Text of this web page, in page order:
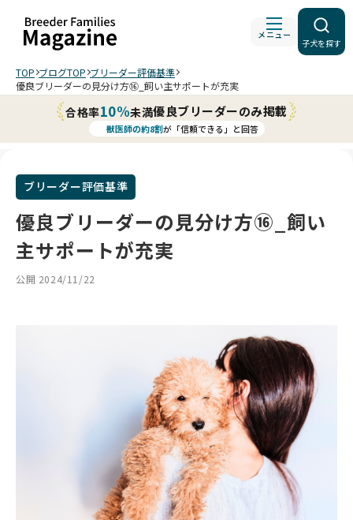
メニュー
子犬を探す
TOP ブログTOP ブリーダー評価基準
優良ブリーダーの見分け方⑯_飼い主サポートが充実
合格率10%未満優良ブリーダーのみ掲載
獣医師の約8割が「信頼できる」と回答
ブリーダー評価基準
優良ブリーダーの見分け方⑯_飼い
主サポートが充実
公開 2024/11/22